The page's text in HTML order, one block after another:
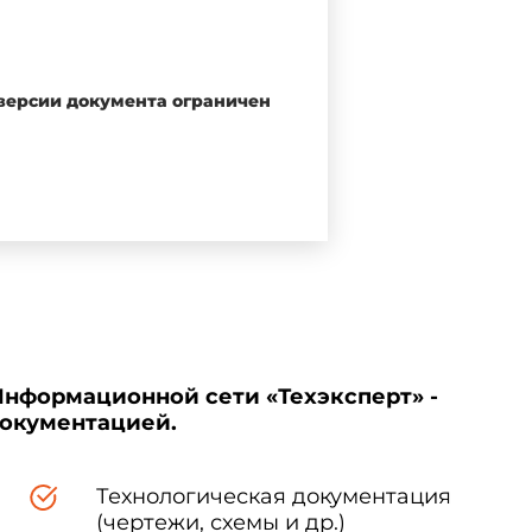
публикуется в ежегодном
документа ограничен
сети «Техэксперт» -
Технологическая документация
(чертежи, схемы и др.)